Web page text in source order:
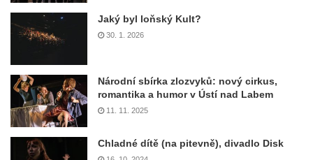
Jaký byl loňský Kult?
30. 1. 2026
Národní sbírka zlozvyků: nový cirkus,
romantika a humor v Ústí nad Labem
11. 11. 2025
Chladné dítě (na pitevně), divadlo Disk